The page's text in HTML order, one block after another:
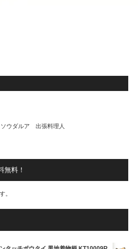
ソウダルア 出張料理人
無料！
。